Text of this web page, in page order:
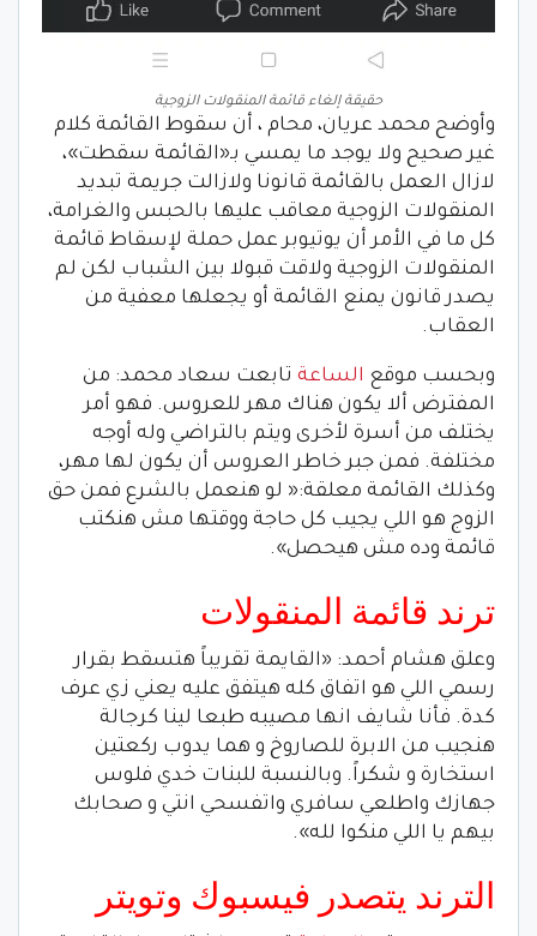
حقيقة إلغاء قائمة المنقولات الزوجية
وأوضح محمد عريان، محام ، أن سقوط القائمة كلام
غير صحيح ولا يوجد ما يمسي بـ«القائمة سقطت»،
لازال العمل بالقائمة قانونا ولازالت جريمة تبديد
المنقولات الزوجية معاقب عليها بالحبس والغرامة،
كل ما في الأمر أن يوتيوبر عمل حملة لإسقاط قائمة
المنقولات الزوجية ولاقت قبولا بين الشباب لكن لم
يصدر قانون يمنع القائمة أو يجعلها معفية من
العقاب.
وبحسب موقع الساعة تابعت سعاد محمد: من
المفترض ألا يكون هناك مهر للعروس. فهو أمر
يختلف من أسرة لأخرى ويتم بالتراضي وله أوجه
مختلفة. فمن جبر خاطر العروس أن يكون لها مهر،
وكذلك القائمة معلقة:« لو هنعمل بالشرع فمن حق
الزوج هو اللي يجيب كل حاجة ووقتها مش هنكتب
قائمة وده مش هيحصل».
ترند قائمة المنقولات
وعلق هشام أحمد: «القايمة تقريباً هتسقط بقرار
رسمي اللي هو اتفاق كله هيتفق عليه يعني زي عرف
كدة. فأنا شايف انها مصيبه طبعا لينا كرجالة
هنجيب من الابرة للصاروخ و هما يدوب ركعتين
استخارة و شكراً. وبالنسبة للبنات خدي فلوس
جهازك واطلعي سافري واتفسحي انتي و صحابك
بيهم يا اللي منكوا لله».
الترند يتصدر فيسبوك وتويتر